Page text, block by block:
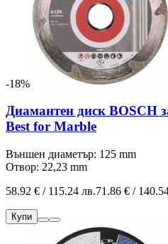
-18%
Диамантен диск BOSCH
Best for Marble
Външен диаметър: 125 mm
Отвор: 22,23 mm
58.92 € / 115.24 лв.71.86 € /
Купи